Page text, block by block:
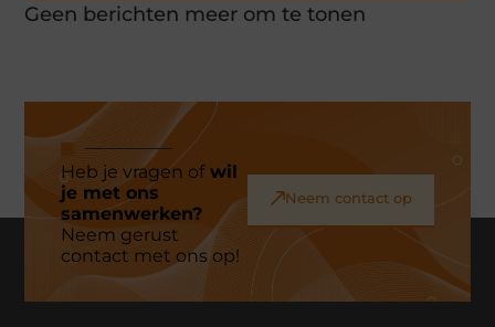
Geen berichten meer om te tonen
Heb je vragen ofwil
je met ons
samenwerken?
Neem gerust
contact met ons op!
Neem contact op